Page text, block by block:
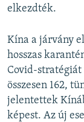
elkezdték.
Kína a járvány
hosszas
Covid-stratégiát
összesen 162,
jelentettek
képest. Az új